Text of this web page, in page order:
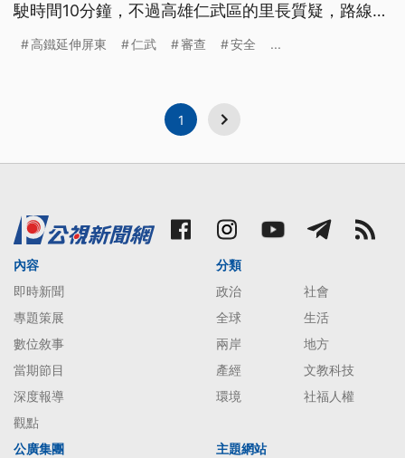
駛時間10分鐘，不過高雄仁武區的里長質疑，路線會
後案件決議，進入更嚴格的二階審查。
高鐵延伸屏東 仁武 審查 安全 ...
1
內容
即時新聞
專題策展
數位敘事
當期節目
深度報導
觀點
分類
政治
社會
全球
生活
兩岸
地方
產經
文教科技
環境
社福人權
公廣集團
主題網站